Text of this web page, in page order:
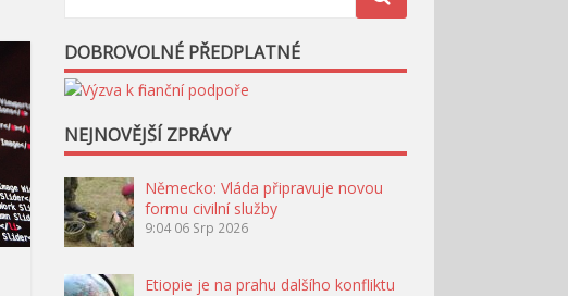
DOBROVOLNÉ PŘEDPLATNÉ
NEJNOVĚJŠÍ ZPRÁVY
Německo: Vláda připravuje novou
formu civilní služby
9:04 06 Srp 2026
Etiopie je na prahu dalšího konfliktu